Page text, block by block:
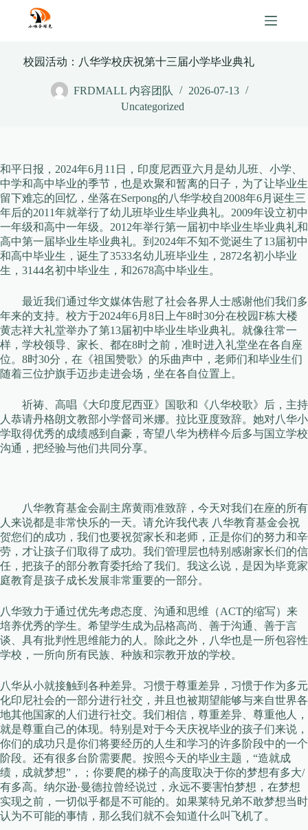
content
校园活动：八华学校庆祝第十三届小学毕业典礼
FRDMALL 内容团队
2026-07-13
Uncategorized
和平日报，2024年6月11日，印度尼西亚六月是幼儿班、小学、
中学和高中毕业的季节，也是欢聚和暂离的日子，为了让毕业生
留下难忘的回忆，坐落在Serpong的八华学校自2008年6月诞生三
年后的2011年就举行了幼儿班毕业生毕业典礼。2009年设立初中
一年级和高中一年级。2012年举行第一届初中毕业生毕业典礼和
高中第一届毕业生毕业典礼。到2024年不知不觉诞生了13届初中
和高中毕业生，诞生了3533名幼儿班毕业生，2872名初小毕业
生，3144名初中毕业生，和2678高中毕业生。
最近我们通过华文媒体告慰了社会各界人士感谢他们我们多
年来的支持。校方于2024年6月8日上午8时30分在校园F栋大楼
黄志祥大礼堂举办了第13届初中毕业生毕业典礼。就像往常一
样，学校领导、家长、都在8时之前，准时进入礼堂坐在各自座
位。8时30分，在《祖国赞歌》的乐曲声中，老师们和毕业生们
随着三位护旗手迈步走进会场，坐在各自位置上。
祈祷、高唱《大印度尼西亚》国歌和《八华校歌》后，主持
人恭请丹格朗文教部小学督司米娜。拉比亚度致辞。她对八华小
学取得优秀的成绩感到自豪，寄望八华为榜样今后多与国立学校
沟通，把经验与他们共同分享。
八华教育基金会副主席黄雨准致辞，今天对我们在座的所有
人来说都是非常快乐的一天。请允许我代表 八华教育基金会祝
贺您们的成功，我们也要祝贺家长和老师，正是你们的努力和辛
劳，才让孩子们取得了成功。我们管理层也特别感谢家长们的信
任，把孩子的部分教育委托给了我们。我这么说，是因为毕竟家
庭教育是孩子成长发展非常重要的一部分。
八华致力于通过优先考虑态度、沟通和思维（ACT的缩写）来
培养优秀的学生。希望学生成为品格高尚、善于沟通、善于言
谈、具有批判性思维能力的人。除此之外，八华也是一所包容性
学校，一所向所有民族、种族和宗教开放的学校。
八华从小就接触到各种差异。习惯于尊重差异，习惯于作为多元
化印尼社会的一部分进行社交，并且也被期望能够与来自世界各
地其他国家的人们进行社交。我们相信，尊重差异、尊重他人，
就是尊重自己的体现。特别是对于今天庆祝毕业的孩子们来说，
你们的成功只是你们将要经历的人生和学习的许多阶段中的一个
阶段。还有很多台阶需要爬。按照今天的毕业主题，“造就成
绩，成就梦想”，；你要爬的梯子的高度取决于你的梦想有多大/
有多高。纳尔逊·曼德拉曾经说过，永远不要害怕梦想，在梦想
实现之前，一切似乎都是不可能的。如果莱特兄弟不敢梦想当时
认为不可能的事情，那么我们就不会知道什么叫飞机了。